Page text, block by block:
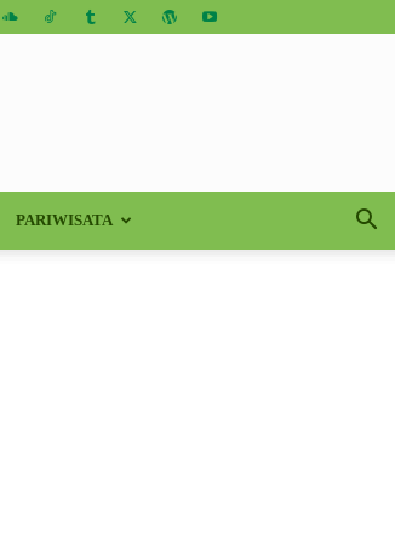
PARIWISATA